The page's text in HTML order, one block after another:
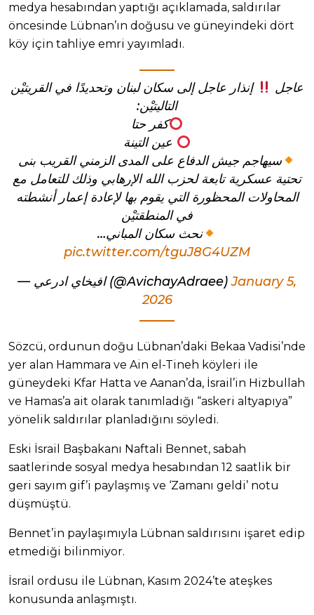
medya hesabından yaptığı açıklamada, saldırılar
öncesinde Lübnan’ın doğusu ve güneyindeki dört
köy için tahliye emri yayımladı.
عاجل
إنذار عاجل إلى سكان لبنان وتحديدًا في القريتيْن
التاليتيْن:
كفر حتا
عين التينة
سيهاجم جيش الدفاع على المدى الزمني القريب بنى
تحتية عسكرية تابعة لحزب الله الإرهابي وذلك للتعامل مع
المحاولات المحظورة التي يقوم بها لإعادة إعمار أنشطته
في المنطقتيْن
نحث سكان المباني…
pic.twitter.com/tguJ8G4UZM
— افيخاي ادرعي (@AvichayAdraee)January 5,
2026
Sözcü, ordunun doğu Lübnan’daki Bekaa Vadisi’nde
yer alan Hammara ve Ain el-Tineh köyleri ile
güneydeki Kfar Hatta ve Aanan’da, İsrail’in Hizbullah
ve Hamas’a ait olarak tanımladığı “askeri altyapıya”
yönelik saldırılar planladığını söyledi.
Eski İsrail Başbakanı Naftali Bennet, sabah
saatlerinde sosyal medya hesabından 12 saatlik bir
geri sayım gif’i paylaşmış ve ‘Zamanı geldi’ notu
düşmüştü.
Bennet’in paylaşımıyla Lübnan saldırısını işaret edip
etmediği bilinmiyor.
İsrail ordusu ile Lübnan, Kasım 2024’te ateşkes
konusunda anlaşmıştı.